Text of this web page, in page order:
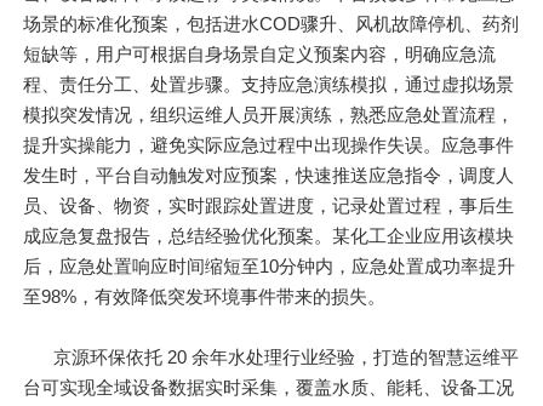
场景的标准化预案，包括进水COD骤升、风机故障停机、药剂
短缺等，用户可根据自身场景自定义预案内容，明确应急流
程、责任分工、处置步骤。支持应急演练模拟，通过虚拟场景
模拟突发情况，组织运维人员开展演练，熟悉应急处置流程，
提升实操能力，避免实际应急过程中出现操作失误。应急事件
发生时，平台自动触发对应预案，快速推送应急指令，调度人
员、设备、物资，实时跟踪处置进度，记录处置过程，事后生
成应急复盘报告，总结经验优化预案。某化工企业应用该模块
后，应急处置响应时间缩短至10分钟内，应急处置成功率提升
至98%，有效降低突发环境事件带来的损失。
京源环保依托 20 余年水处理行业经验，打造的智慧运维平
台可实现全域设备数据实时采集，覆盖水质、能耗、设备工况